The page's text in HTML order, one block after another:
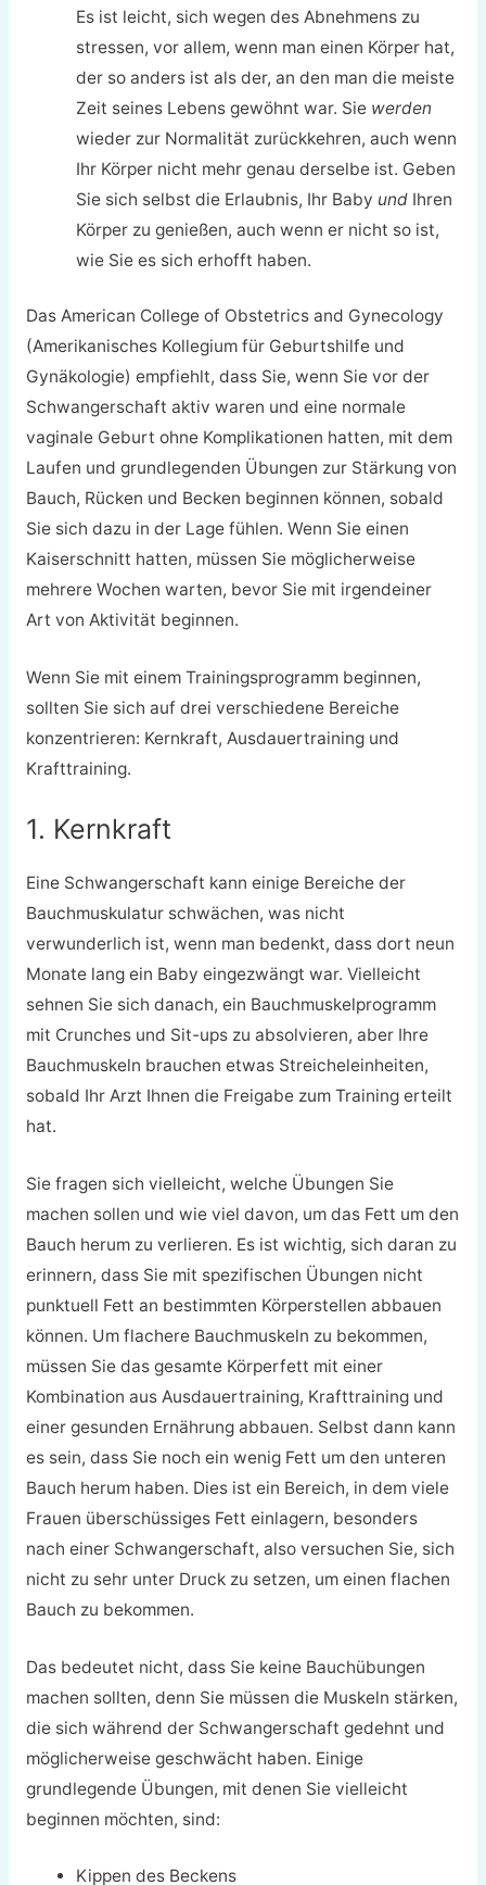
Es ist leicht, sich wegen des Abnehmens zu
stressen, vor allem, wenn man einen Körper hat,
der so anders ist als der, an den man die meiste
Zeit seines Lebens gewöhnt war. Sie werden
wieder zur Normalität zurückkehren, auch wenn
Ihr Körper nicht mehr genau derselbe ist. Geben
Sie sich selbst die Erlaubnis, Ihr Baby und Ihren
Körper zu genießen, auch wenn er nicht so ist,
wie Sie es sich erhofft haben.
Das American College of Obstetrics and Gynecology
(Amerikanisches Kollegium für Geburtshilfe und
Gynäkologie) empfiehlt, dass Sie, wenn Sie vor der
Schwangerschaft aktiv waren und eine normale
vaginale Geburt ohne Komplikationen hatten, mit dem
Laufen und grundlegenden Übungen zur Stärkung von
Bauch, Rücken und Becken beginnen können, sobald
Sie sich dazu in der Lage fühlen. Wenn Sie einen
Kaiserschnitt hatten, müssen Sie möglicherweise
mehrere Wochen warten, bevor Sie mit irgendeiner
Art von Aktivität beginnen.
Wenn Sie mit einem Trainingsprogramm beginnen,
sollten Sie sich auf drei verschiedene Bereiche
konzentrieren: Kernkraft, Ausdauertraining und
Krafttraining.
1. Kernkraft
Eine Schwangerschaft kann einige Bereiche der
Bauchmuskulatur schwächen, was nicht
verwunderlich ist, wenn man bedenkt, dass dort neun
Monate lang ein Baby eingezwängt war. Vielleicht
sehnen Sie sich danach, ein Bauchmuskelprogramm
mit Crunches und Sit-ups zu absolvieren, aber Ihre
Bauchmuskeln brauchen etwas Streicheleinheiten,
sobald Ihr Arzt Ihnen die Freigabe zum Training erteilt
hat.
Sie fragen sich vielleicht, welche Übungen Sie
machen sollen und wie viel davon, um das Fett um den
Bauch herum zu verlieren. Es ist wichtig, sich daran zu
erinnern, dass Sie mit spezifischen Übungen nicht
punktuell Fett an bestimmten Körperstellen abbauen
können. Um flachere Bauchmuskeln zu bekommen,
müssen Sie das gesamte Körperfett mit einer
Kombination aus Ausdauertraining, Krafttraining und
einer gesunden Ernährung abbauen. Selbst dann kann
es sein, dass Sie noch ein wenig Fett um den unteren
Bauch herum haben. Dies ist ein Bereich, in dem viele
Frauen überschüssiges Fett einlagern, besonders
nach einer Schwangerschaft, also versuchen Sie, sich
nicht zu sehr unter Druck zu setzen, um einen flachen
Bauch zu bekommen.
Das bedeutet nicht, dass Sie keine Bauchübungen
machen sollten, denn Sie müssen die Muskeln stärken,
die sich während der Schwangerschaft gedehnt und
möglicherweise geschwächt haben. Einige
grundlegende Übungen, mit denen Sie vielleicht
beginnen möchten, sind:
Kippen des Beckens